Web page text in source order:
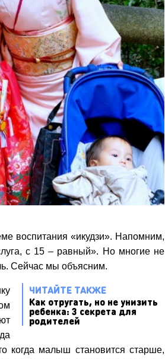
воспитания «икудзи». Напомним,
с 15 – равный». Но многие не
Сейчас мы объясним.
ЧИТАЙТЕ ТАКЖЕ
Как отругать, но не унизить
ребенка: 3 секрета для
родителей
когда малыш становится старше,